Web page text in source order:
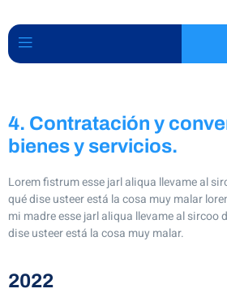
4. Contratación y
bienes y servicios.
Lorem fistrum esse jarl aliqua llevame al
qué dise usteer está la cosa muy malar
mi madre esse jarl aliqua llevame al sircoo
dise usteer está la cosa muy malar.
2022